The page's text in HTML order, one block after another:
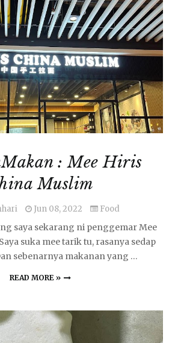
: Mee Hiris
Muslim
Jun 08, 2022 Food
saya sekarang ni penggemar Mee
suka mee tarik tu, rasanya sedap
sebenarnya makanan yang …
READ MORE »